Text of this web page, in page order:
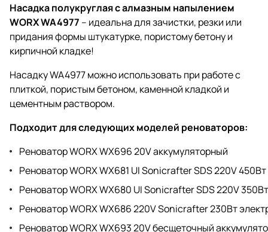
Насадка полукруглая с алмазным напылением
WORX WA4977 – идеальна для зачистки, резки или
придания формы штукатурке, пористому бетону и
кирпичной кладке!
Насадку WA4977 можно использовать при работе с
плиткой, пористым бетоном, каменной кладкой и
цементным раствором.
Подходит для следующих моделей реноваторов:
Реноватор WORX WX696 20V аккумуляторный
Реноватор WORX WX681 UI Sonicrafter SDS 220V
Реноватор WORX WX680 UI Sonicrafter SDS 220V
Реноватор WORX WX686 220V Sonicrafter 230Вт
Реноватор WORX WX693 20V бесщеточный